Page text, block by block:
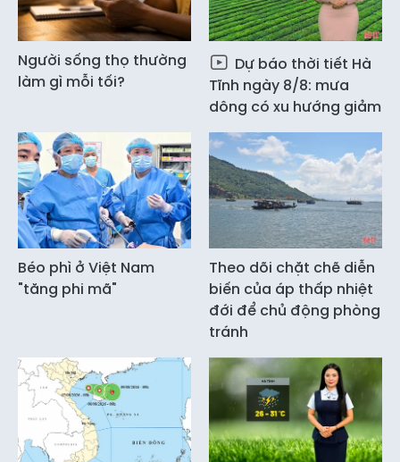
Người sống thọ thường
làm gì mỗi tối?
Dự báo thời tiết Hà
Tĩnh ngày 8/8: mưa
dông có xu hướng giảm
Béo phì ở Việt Nam
"tăng phi mã"
Theo dõi chặt chẽ diễn
biến của áp thấp nhiệt
đới để chủ động phòng
tránh